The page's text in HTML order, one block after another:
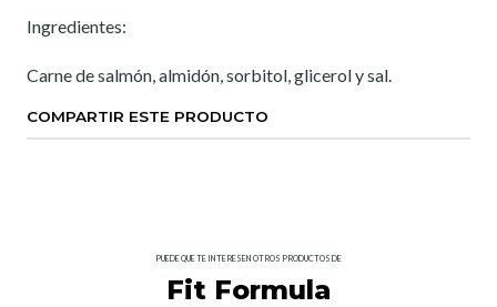
Ingredientes:
Carne de salmón, almidón, sorbitol, glicerol y sal.
COMPARTIR ESTE PRODUCTO
PUEDE QUE TE INTERESEN OTROS PRODUCTOS DE
Fit Formula